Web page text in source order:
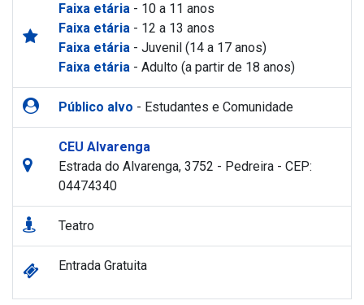
Faixa etária - 10 a 11 anos
Faixa etária - 12 a 13 anos
Faixa etária - Juvenil (14 a 17 anos)
Faixa etária - Adulto (a partir de 18 anos)
Público alvo - Estudantes e Comunidade
CEU Alvarenga
Estrada do Alvarenga, 3752 - Pedreira - CEP:
04474340
Teatro
Entrada Gratuita